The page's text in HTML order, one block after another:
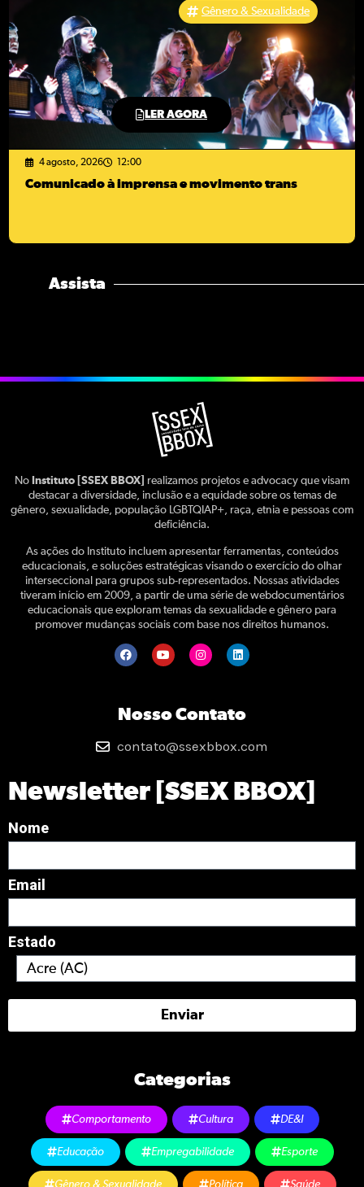
LER AGORA
Gênero & Sexualidade
4 agosto, 2026 12:00
Comunicado à imprensa e movimento trans
Assista
No Instituto [SSEX BBOX]
realizamos projetos e advocacy que visam
destacar a diversidade, inclusão e a equidade sobre os temas de
gênero, sexualidade, população LGBTQIAP+, raça, etnia e pessoas com
deficiência.
As ações do Instituto incluem apresentar ferramentas, conteúdos
educacionais, e soluções estratégicas visando o exercício do olhar
interseccional para grupos sub-representados. Nossas atividades
tiveram início em 2009, a partir de uma série de webdocumentários
educacionais que exploram temas da sexualidade e gênero para
promover mudanças sociais com base nos direitos humanos.
Nosso Contato
contato@ssexbbox.com
Newsletter [SSEX BBOX]
Nome
Email
Estado
Enviar
Categorias
Comportamento Cultura DE&I
Educação Empregabilidade Esporte